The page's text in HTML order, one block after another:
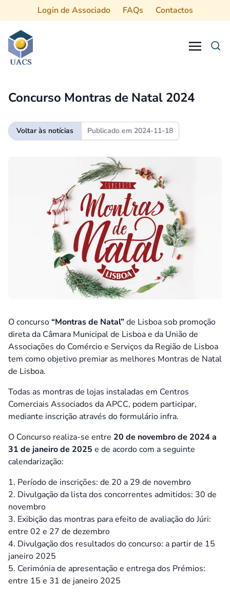
Login de Associado FAQs Contactos
Concurso Montras de Natal 2024
Voltar às notícias Publicado em 2024-11-18
O concurso“Montras de Natal”de Lisboa sob promoção
direta da Câmara Municipal de Lisboa e da União de
Associações do Comércio e Serviços da Região de Lisboa
tem como objetivo premiar as melhores Montras de Natal
de Lisboa.
Todas as montras de lojas instaladas em Centros
Comerciais Associados da APCC, podem participar,
mediante inscrição através do formulário infra.
O Concurso realiza-se entre 20 de novembro de 2024 a
31 de janeiro de 2025 e de acordo com a seguinte
calendarização:
Período de inscrições: de 20 a 29 de novembro
Divulgação da lista dos concorrentes admitidos: 30 de
novembro
Exibição das montras para efeito de avaliação do Júri:
entre 02 e 27 de dezembro
Divulgação dos resultados do concurso: a partir de 15
janeiro 2025
Cerimónia de apresentação e entrega dos Prémios:
entre 15 e 31 de janeiro 2025